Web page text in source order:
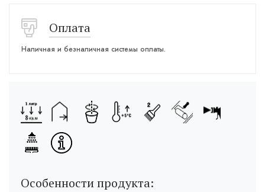
Оплата
Наличная и безналичная системы оплаты.
Особенности продукта: